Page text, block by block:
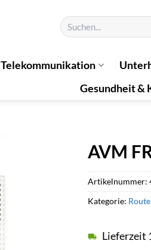
Suchen
nach:
Telekommunikation
Gesundheit &
AVM
Lieferzeit
Artikelnummer:
Kategorie: